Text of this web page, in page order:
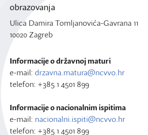
obrazovanja
Ulica Damira Tomljanovića-Gavrana 11
10020 Zagreb
Informacije o državnoj maturi
e-mail: drzavna.matura@ncvvo.hr
telefon: +385 1 4501 899
Informacije o nacionalnim ispitima
e-mail: nacionalni.ispiti@ncvvo.hr
telefon: +385 1 4501 899